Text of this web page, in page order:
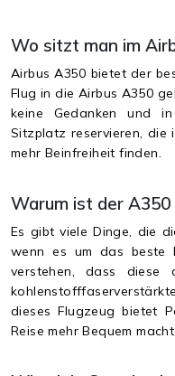
Wo sitzt man im
Airbus A350 bietet der
Flug in die Airbus A350
keine Gedanken und
Sitzplatz reservieren, die
mehr Beinfreiheit finden.
Warum ist der A350
Es gibt viele Dinge, die
wenn es um das beste
verstehen, dass
dieses Flugzeug bietet
Reise mehr Bequem macht.